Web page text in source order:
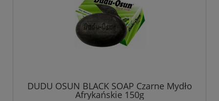
DUDU OSUN BLACK SOAP Czarne Mydło
Afrykańskie 150g